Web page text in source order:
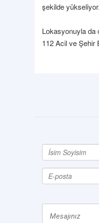
şekilde
Lokasyonuyla da
112 Acil ve Şehir